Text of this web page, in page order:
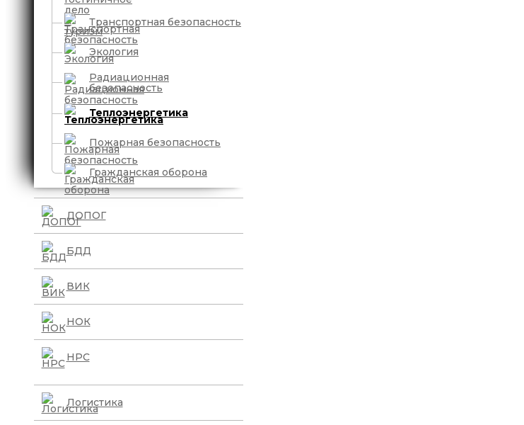
Транспортная безопасность
Экология
Радиационная
безопасность
Теплоэнергетика
Пожарная безопасность
Гражданская оборона
ДОПОГ
БДД
ВИК
НОК
НРС
Логистика